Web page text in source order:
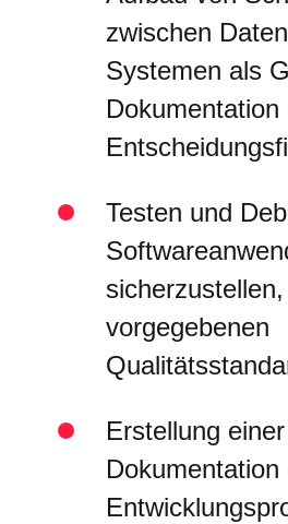
zwischen
Systemen als
Dokumentation
Testen und
vorgegebenen
Erstellung
Dokumentation